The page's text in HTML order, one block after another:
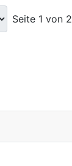
Seite 1 von 2